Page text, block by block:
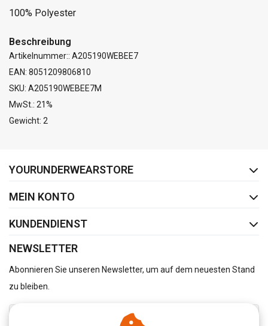
100% Polyester
Beschreibung
Artikelnummer:: A205190WEBEE7
EAN: 8051209806810
SKU: A205190WEBEE7M
MwSt.: 21%
Gewicht: 2
YOURUNDERWEARSTORE
MEIN KONTO
KUNDENDIENST
NEWSLETTER
Abonnieren Sie unseren Newsletter, um auf dem neuesten Stand
zu bleiben.